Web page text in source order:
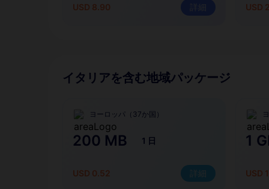
USD 8.90 詳細 USD
イタリアを含む地域パッケージ
ヨーロッパ（37か国）
200 MB 1 日
USD 0.52 詳細
1
USD